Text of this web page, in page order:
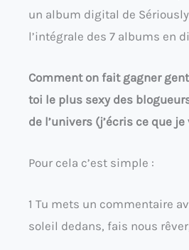
un album digital de
l’intégrale des 7 albums en
Comment on fait gagner
toi le plus sexy des
de l’univers (j’écris ce que je
Pour cela c’est simple :
1 Tu mets un commentaire
soleil dedans, fais nous